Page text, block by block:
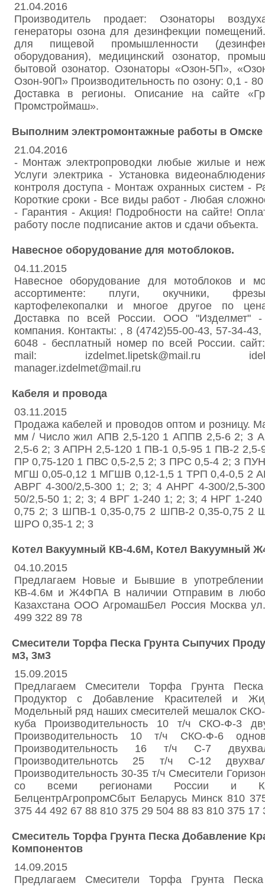
21.04.2016
Производитель продает: Озонаторы
генераторы озона для дезинфекции
для пищевой промышленности
оборудования), медицинский озонатор,
бытовой озонатор. Озонаторы «Озон-5П»,
Озон-90П» Производительность по озону: 0,1 -
Доставка в регионы. Описание на сайте
Промстроймаш».
Выполним электромонтажные работы в Омске
21.04.2016
- Монтаж электропроводки любые жилые и
Услуги электрика - Установка
контроля доступа - Монтаж охранных систем -
Короткие сроки - Все виды работ - Любая
- Гарантия - Акция! Подробности на сайте!
работу после подписание актов и сдачи объекта.
Навесное оборудование для мотоблоков.
04.11.2015
Навесное оборудование для мотоблоков и
ассортименте: плуги, окучники,
картофелекопалки и многое другое по
Доставка по всей России. ООО "Изделмет" -
компания. Контакты: , 8 (4742)55-00-43, 57-34-
6048 - бесплатный номер по всей России.
mail: izdelmet.lipetsk@mail.ru
manager.izdelmet@mail.ru
Кабеля и провода
03.11.2015
Продажа кабелей и проводов оптом и розницу.
мм / Число жил АПВ 2,5-120 1 АППВ 2,5-6 2; 3
2,5-6 2; 3 АПРН 2,5-120 1 ПВ-1 0,5-95 1 ПВ-2
ПР 0,75-120 1 ПВС 0,5-2,5 2; 3 ПРС 0,5-4 2; 3
МГШ 0,05-0,12 1 МГШВ 0,12-1,5 1 ТРП 0,4-0,5 2
АВРГ 4-300/2,5-300 1; 2; 3; 4 АНРГ 4-300/2,5-
50/2,5-50 1; 2; 3; 4 ВРГ 1-240 1; 2; 3; 4 НРГ 1-
0,75 2; 3 ШПВ-1 0,35-0,75 2 ШПВ-2 0,35-0,75 2
ШРО 0,35-1 2; 3
Котел Вакуумный КВ-4.6М, Котел Вакуумный
04.10.2015
Предлагаем Новые и Бывшие в
КВ-4.6м и Ж4ФПА В наличии Отправим в
Казахстана ООО АгромашБел Россия Москва
499 322 89 78
Смесители Торфа Песка Грунта Сыпучих
м3, 3м3
15.09.2015
Предлагаем Смесители Торфа Грунта
Продуктор с Добавление Красителей и
Модельный ряд наших смесителей мешалок
куба Производительность 10 т/ч СКО-Ф-3
Производительность 10 т/ч СКО-Ф-6
Производительность 16 т/ч С-7
Производительнотсь 25 т/ч С-12
Производительность 30-35 т/ч Смесители
со всеми регионами России и
БелцентрАгропромСбыт Беларусь Минск 810
375 44 492 67 88 810 375 29 504 88 83 810 375 17
Смеситель Торфа Грунта Песка Добавление
Компонентов
14.09.2015
Предлагаем Смесители Торфа Грунта